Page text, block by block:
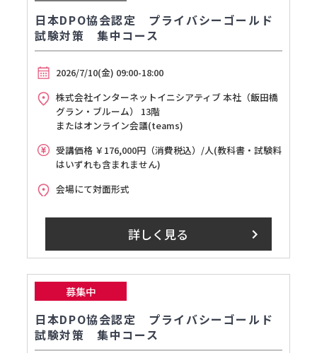
日本DPO協会認定 プライバシーゴールド
試験対策 集中コース
2026/7/10(金) 09:00-18:00
株式会社インターネットイニシアティブ 本社（飯田橋
グラン・ブルーム） 13階
またはオンライン会議(teams)
受講価格 ￥176,000円（消費税込）/人(教科書・試験料
はいずれも含まれません)
会場にて対面形式
詳しく見る
募集中
日本DPO協会認定 プライバシーゴールド
試験対策 集中コース